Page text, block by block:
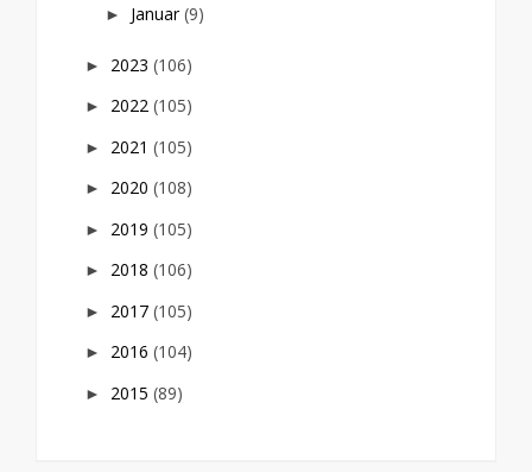
► Januar(9)
► 2023 (106)
► 2022 (105)
► 2021 (105)
► 2020 (108)
► 2019 (105)
► 2018 (106)
► 2017 (105)
► 2016 (104)
► 2015 (89)